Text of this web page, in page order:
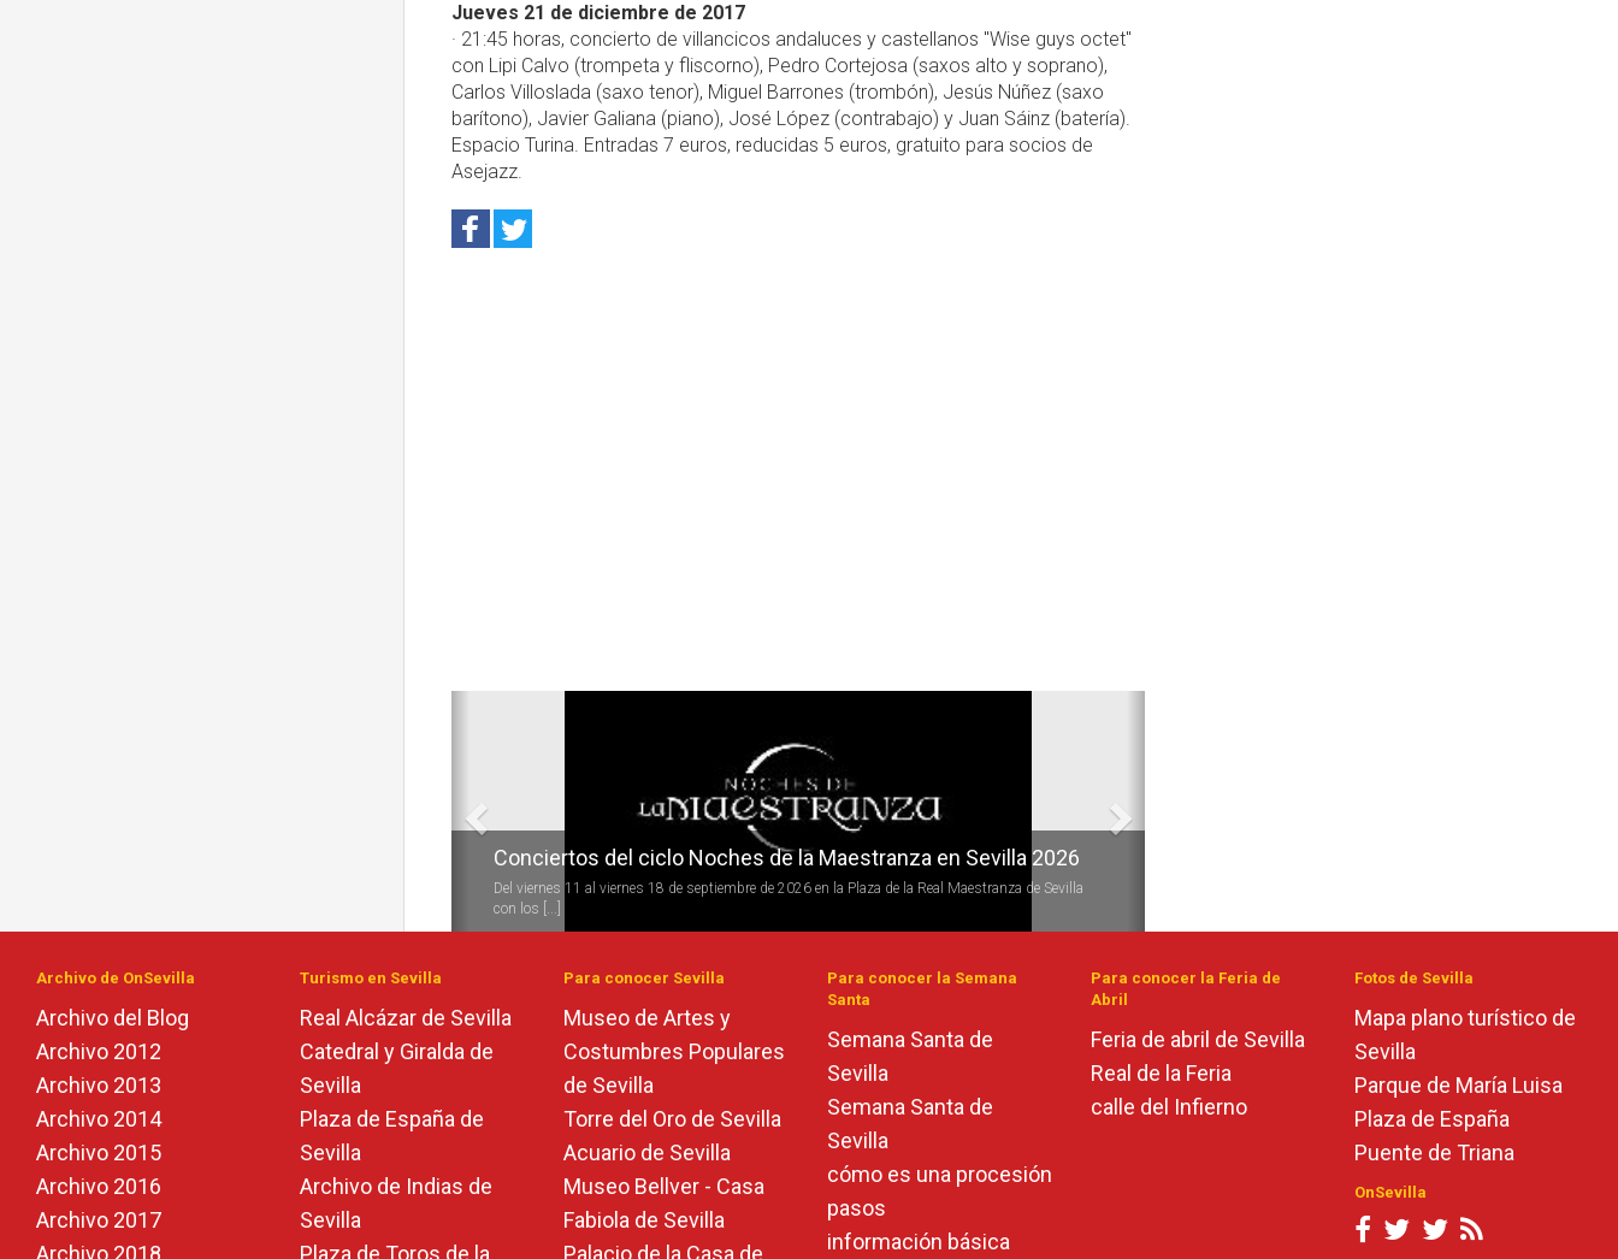
Jueves 21 de diciembre de 2017
· 21:45 horas, concierto de villancicos andaluces y castellanos "Wise guys octet"
con Lipi Calvo (trompeta y fliscorno), Pedro Cortejosa (saxos alto y soprano),
Carlos Villoslada (saxo tenor), Miguel Barrones (trombón), Jesús Núñez (saxo
barítono), Javier Galiana (piano), José López (contrabajo) y Juan Sáinz (batería).
Espacio Turina. Entradas 7 euros, reducidas 5 euros, gratuito para socios de
Asejazz.
Conciertos del ciclo Noches de la Maestranza en Sevilla 2026
Del viernes 11 al viernes 18 de septiembre de 2026 en la Plaza de la Real Maestranza de Sevilla
con los [...]
Conciertos del ciclo Candlelight en Sevilla
Durante todo el año se desarrolla la programación del ciclo de conciertos Candlelight (a la luz de
las velas) de [...]
Archivo de OnSevilla
Archivo del Blog
Archivo 2012
Archivo 2013
Archivo 2014
Archivo 2015
Archivo 2016
Archivo 2017
Archivo 2018
Turismo en Sevilla
Real Alcázar de Sevilla
Catedral y Giralda de
Sevilla
Plaza de España de
Sevilla
Archivo de Indias de
Sevilla
Plaza de Toros de la
Para conocer Sevilla
Museo de Artes y
Costumbres Populares
de Sevilla
Torre del Oro de Sevilla
Acuario de Sevilla
Museo Bellver - Casa
Fabiola de Sevilla
Palacio de la Casa de
Para conocer la Semana
Santa
Semana Santa de
Sevilla
Semana Santa de
Sevilla
cómo es una procesión
pasos
información básica
Para conocer la Feria de
Abril
Feria de abril de Sevilla
Real de la Feria
calle del Infierno
Fotos de Sevilla
Mapa plano turístico de
Sevilla
Parque de María Luisa
Plaza de España
Puente de Triana
OnSevilla